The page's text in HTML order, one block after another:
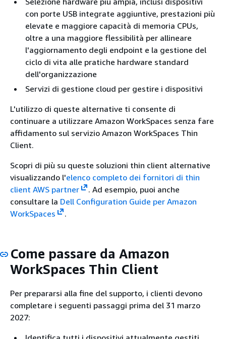
con porte USB integrate aggiuntive, prestazioni più
elevate e maggiore capacità di memoria CPUs,
oltre a una maggiore flessibilità per allineare
l'aggiornamento degli endpoint e la gestione del
ciclo di vita alle pratiche hardware standard
dell'organizzazione
Servizi di gestione cloud per gestire i dispositivi
L'utilizzo di queste alternative ti consente di
continuare a utilizzare Amazon WorkSpaces senza fare
affidamento sul servizio Amazon WorkSpaces Thin
Client.
Scopri di più su queste soluzioni thin client alternative
visualizzando l'elenco completo dei fornitori di thin
client AWS partner
. Ad esempio, puoi anche
consultare la Dell Configuration Guide per Amazon
WorkSpaces
.
Come passare da Amazon
WorkSpaces Thin Client
Per prepararsi alla fine del supporto, i clienti devono
completare i seguenti passaggi prima del 31 marzo
2027: